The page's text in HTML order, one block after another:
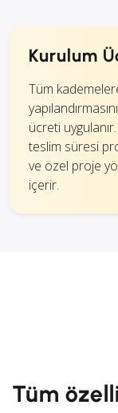
Kurulum
Tüm
ücreti
teslim süresi
ve özel proje
içerir.
Tüm